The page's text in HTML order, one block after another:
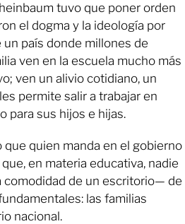
tuvo que poner orden
el dogma y la ideología por
país donde millones de
ven en la escuela mucho más
ven un alivio cotidiano, un
permite salir a trabajar en
para sus hijos e hijas.
que quien manda en el gobierno
en materia educativa, nadie
de un escritorio— de
las familias
nacional.